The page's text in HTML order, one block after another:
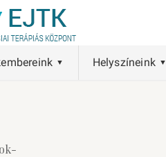
Helyszíneink